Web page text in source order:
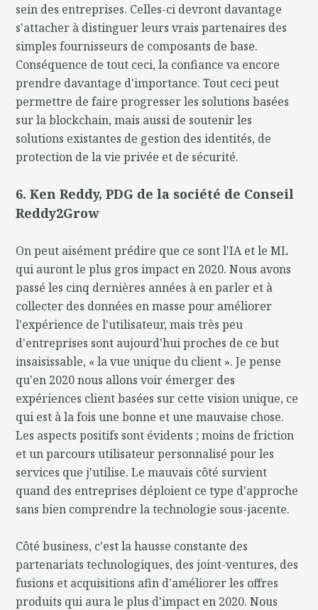
sein des entreprises. Celles-ci devront davantage
s'attacher à distinguer leurs vrais partenaires des
simples fournisseurs de composants de base.
Conséquence de tout ceci, la confiance va encore
prendre davantage d'importance. Tout ceci peut
permettre de faire progresser les solutions basées
sur la blockchain, mais aussi de soutenir les
solutions existantes de gestion des identités, de
protection de la vie privée et de sécurité.
6. Ken Reddy, PDG de la société de Conseil
Reddy2Grow
On peut aisément prédire que ce sont l'IA et le ML
qui auront le plus gros impact en 2020. Nous avons
passé les cinq dernières années à en parler et à
collecter des données en masse pour améliorer
l'expérience de l'utilisateur, mais très peu
d'entreprises sont aujourd'hui proches de ce but
insaisissable, « la vue unique du client ». Je pense
qu'en 2020 nous allons voir émerger des
expériences client basées sur cette vision unique, ce
qui est à la fois une bonne et une mauvaise chose.
Les aspects positifs sont évidents ; moins de friction
et un parcours utilisateur personnalisé pour les
services que j'utilise. Le mauvais côté survient
quand des entreprises déploient ce type d'approche
sans bien comprendre la technologie sous-jacente.
Côté business, c'est la hausse constante des
partenariats technologiques, des joint-ventures, des
fusions et acquisitions afin d'améliorer les offres
produits qui aura le plus d'impact en 2020. Nous